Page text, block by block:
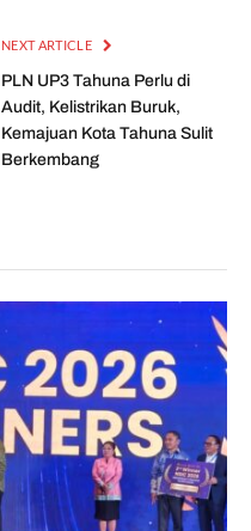
NEXT ARTICLE
PLN UP3 Tahuna Perlu di
Audit, Kelistrikan Buruk,
Kemajuan Kota Tahuna Sulit
Berkembang